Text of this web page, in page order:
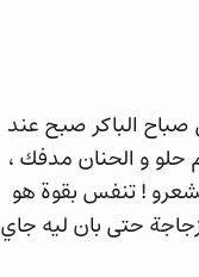
الباكر صبح عند
حلو و الحنان مدفك ،
! تنفس بقوة هو
حتى بان ليه جاي